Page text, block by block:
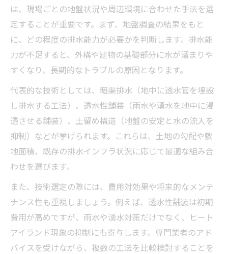
は、現場ごとの地盤状況や周辺環境に合わせた手法を選
定することが重要です。まず、地盤調査の結果をもと
に、どの程度の排水能力が必要かを判断します。排水能
力が不足すると、外構や建物の基礎部分に水が溜まりや
すくなり、長期的なトラブルの原因となります。
代表的な技術としては、暗渠排水（地中に透水管を埋設
し排水する工法）、透水性舗装（雨水や湧水を地中に浸
透させる舗装）、土留め構造（地盤の安定と水の流入を
抑制）などが挙げられます。これらは、土地の勾配や敷
地面積、既存の排水インフラ状況に応じて最適な組み合
わせを選びます。
また、技術選定の際には、費用対効果や将来的なメンテ
ナンス性も重視しましょう。例えば、透水性舗装は初期
費用が高めですが、雨水や湧水対策だけでなく、ヒート
アイランド現象の抑制にも寄与します。専門業者のアド
バイスを受けながら、複数の工法を比較検討することを